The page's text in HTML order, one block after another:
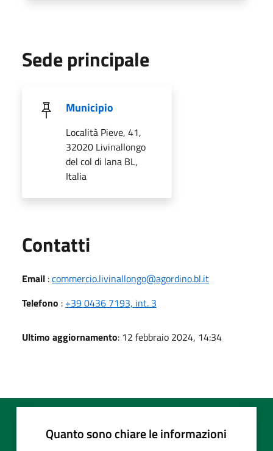
Sede principale
Municipio
Località Pieve, 41,
32020 Livinallongo
del col di lana BL,
Italia
Contatti
Email :commercio.livinallongo@agordino.bl.it
Telefono : +39 0436 7193, int. 3
Ultimo aggiornamento: 12 febbraio 2024, 14:34
Quanto sono chiare le informazioni